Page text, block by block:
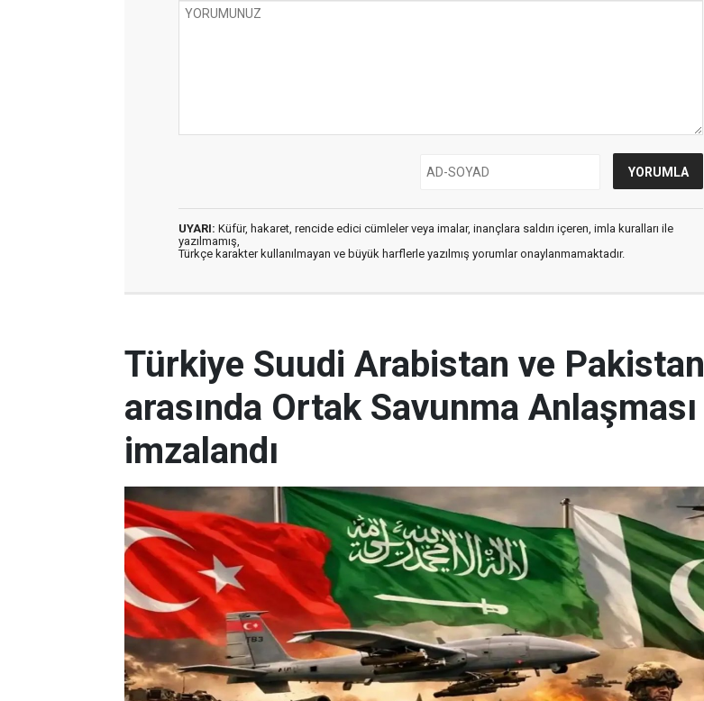
UYARI: Küfür, hakaret, rencide edici cümleler veya imalar, inançlara saldırı içeren, imla kuralları ile
yazılmamış,
Türkçe karakter kullanılmayan ve büyük harflerle yazılmış yorumlar onaylanmamaktadır.
Türkiye Suudi Arabistan ve Pakistan
arasında Ortak Savunma Anlaşması
imzalandı